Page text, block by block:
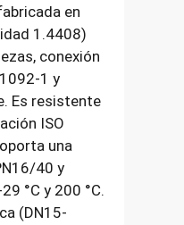
en
1.4408)
conexión
1 y
Es resistente
ISO
una
40 y
°C y 200 °C.
(DN15-